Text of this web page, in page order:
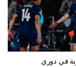
في دوري